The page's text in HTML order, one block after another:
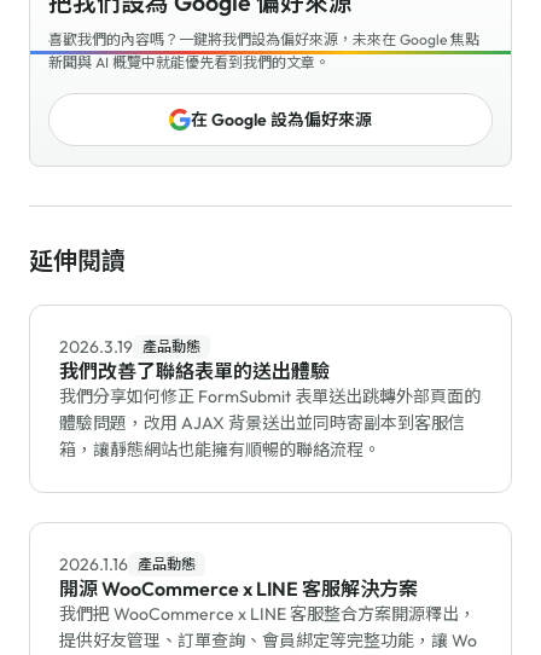
喜歡我們的內容嗎？一鍵將我們設為偏好來源，未來在 Google 焦點
新聞與 AI 概覽中就能優先看到我們的文章。
在 Google 設為偏好來源
延伸閱讀
2026.3.19 產品動態
我們改善了聯絡表單的送出體驗
我們分享如何修正 FormSubmit 表單送出跳轉外部頁面的
體驗問題，改用 AJAX 背景送出並同時寄副本到客服信
箱，讓靜態網站也能擁有順暢的聯絡流程。
2026.1.16 產品動態
開源 WooCommerce x LINE 客服解決方案
我們把 WooCommerce x LINE 客服整合方案開源釋出，
提供好友管理、訂單查詢、會員綁定等完整功能，讓 Wo